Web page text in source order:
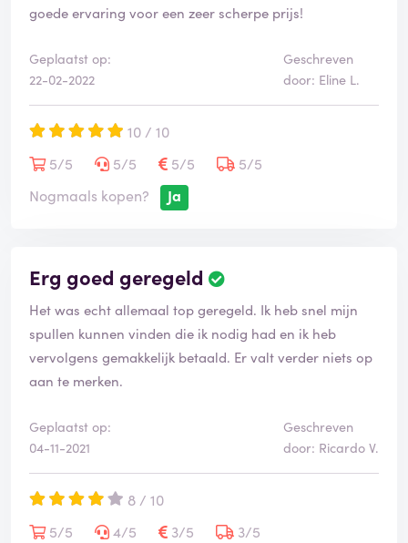
goede ervaring voor een zeer scherpe prijs!
Geplaatst op:
22-02-2022
Geschreven
door: Eline L.
10 / 10
5/5
5/5 5/5
5/5
Nogmaals kopen?
Ja
Erg goed geregeld
Het was echt allemaal top geregeld. Ik heb snel mijn
spullen kunnen vinden die ik nodig had en ik heb
vervolgens gemakkelijk betaald. Er valt verder niets op
aan te merken.
Geplaatst op:
04-11-2021
Geschreven
door: Ricardo V.
8 / 10
5/5
4/5 3/5
3/5